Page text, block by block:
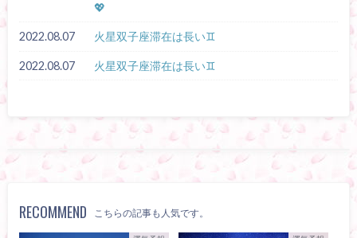
💖
2022.08.07 火星双子座滞在は長い♊
2022.08.07 火星双子座滞在は長い♊
RECOMMEND こちらの記事も人気です。